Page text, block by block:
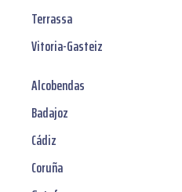
Terrassa
Vitoria-Gasteiz
Alcobendas
Badajoz
Cádiz
Coruña